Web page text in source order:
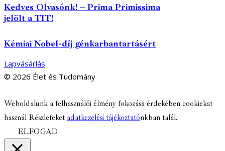
Kedves Olvasónk! – Prima Primissima
jelölt a TIT!
Kémiai Nobel-díj génkarbantartásért
Lapvásárlás
© 2026 Élet és Tudomány
facebook-
1
youtube-
1
email
Weboldalunk a felhasználói élmény fokozása érdekében cookiekat
használ Részleteket adatkezelési tájékoztatónkban talál.
ELFOGAD